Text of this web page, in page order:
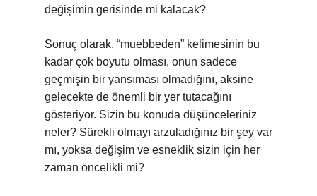
değişimin gerisinde mi kalacak?
Sonuç olarak, “muebbeden” kelimesinin bu
kadar çok boyutu olması, onun sadece
geçmişin bir yansıması olmadığını, aksine
gelecekte de önemli bir yer tutacağını
gösteriyor. Sizin bu konuda düşünceleriniz
neler? Sürekli olmayı arzuladığınız bir şey var
mı, yoksa değişim ve esneklik sizin için her
zaman öncelikli mi?